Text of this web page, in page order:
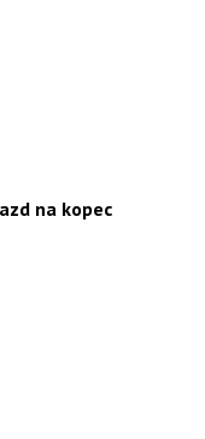
na kopec